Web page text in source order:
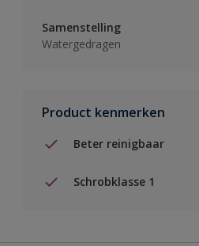
Samenstelling
Watergedragen
Product kenmerken
Beter reinigbaar
Schrobklasse 1